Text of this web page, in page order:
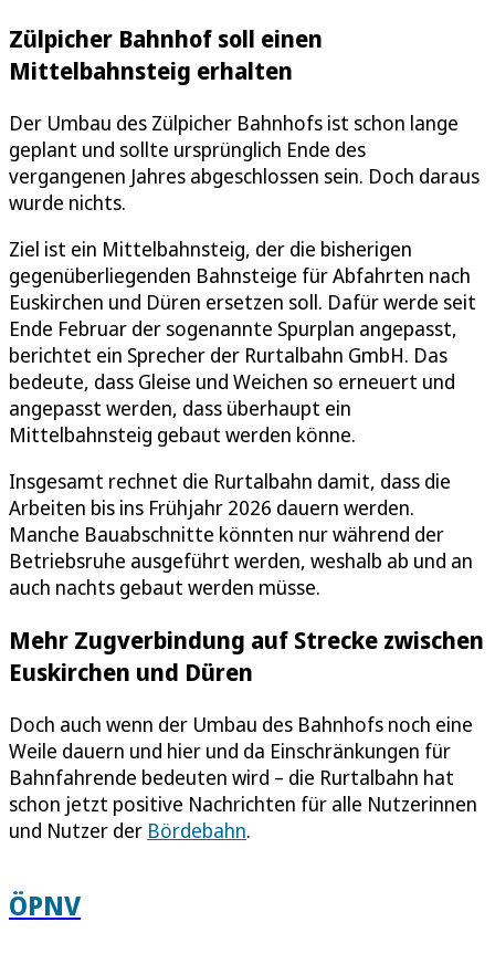
Zülpicher Bahnhof soll einen
Mittelbahnsteig erhalten
Der Umbau des Zülpicher Bahnhofs ist schon lange
geplant und sollte ursprünglich Ende des
vergangenen Jahres abgeschlossen sein. Doch daraus
wurde nichts.
Ziel ist ein Mittelbahnsteig, der die bisherigen
gegenüberliegenden Bahnsteige für Abfahrten nach
Euskirchen und Düren ersetzen soll. Dafür werde seit
Ende Februar der sogenannte Spurplan angepasst,
berichtet ein Sprecher der Rurtalbahn GmbH. Das
bedeute, dass Gleise und Weichen so erneuert und
angepasst werden, dass überhaupt ein
Mittelbahnsteig gebaut werden könne.
Insgesamt rechnet die Rurtalbahn damit, dass die
Arbeiten bis ins Frühjahr 2026 dauern werden.
Manche Bauabschnitte könnten nur während der
Betriebsruhe ausgeführt werden, weshalb ab und an
auch nachts gebaut werden müsse.
Mehr Zugverbindung auf Strecke zwischen
Euskirchen und Düren
Doch auch wenn der Umbau des Bahnhofs noch eine
Weile dauern und hier und da Einschränkungen für
Bahnfahrende bedeuten wird – die Rurtalbahn hat
schon jetzt positive Nachrichten für alle Nutzerinnen
und Nutzer der Bördebahn.
ÖPNV